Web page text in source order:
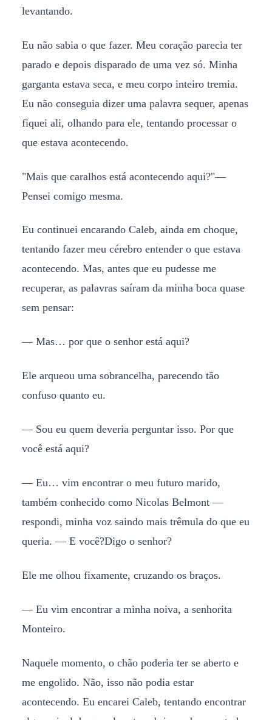
levantando.
Eu não sabia o que fazer. Meu coração parecia ter
parado e depois disparado de uma vez só. Minha
garganta estava seca, e meu corpo inteiro tremia.
Eu não conseguia dizer uma palavra sequer, apenas
fiquei ali, olhando para ele, tentando processar o
que estava acontecendo.
"Mais que caralhos está acontecendo aqui?"—
Pensei comigo mesma.
Eu continuei encarando Caleb, ainda em choque,
tentando fazer meu cérebro entender o que estava
acontecendo. Mas, antes que eu pudesse me
recuperar, as palavras saíram da minha boca quase
sem pensar:
— Mas… por que o senhor está aqui?
Ele arqueou uma sobrancelha, parecendo tão
confuso quanto eu.
— Sou eu quem deveria perguntar isso. Por que
você está aqui?
— Eu… vim encontrar o meu futuro marido,
também conhecido como Nicolas Belmont —
respondi, minha voz saindo mais trêmula do que eu
queria. — E você?Digo o senhor?
Ele me olhou fixamente, cruzando os braços.
— Eu vim encontrar a minha noiva, a senhorita
Monteiro.
Naquele momento, o chão poderia ter se aberto e
me engolido. Não, isso não podia estar
acontecendo. Eu encarei Caleb, tentando encontrar